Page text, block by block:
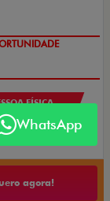
FÍSICA
R$ 119.990,00
200 FLEX AT 2026
agora!
WhatsApp